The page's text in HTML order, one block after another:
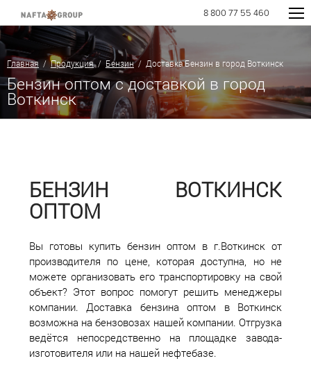
8 800 77 55 460
Главная /Продукция/ Бензин/ Доставка Бензин в город Воткинск
Бензин оптом с доставкой в город
Воткинск
БЕНЗИН ВОТКИНСК
ОПТОМ
Вы готовы купить бензин оптом в г.Воткинск от
производителя по цене, которая доступна, но не
можете организовать его транспортировку на свой
объект? Этот вопрос помогут решить менеджеры
компании. Доставка бензина оптом в Воткинск
возможна на бензовозах нашей компании. Отгрузка
ведётся непосредственно на площадке завода-
изготовителя или на нашей нефтебазе.